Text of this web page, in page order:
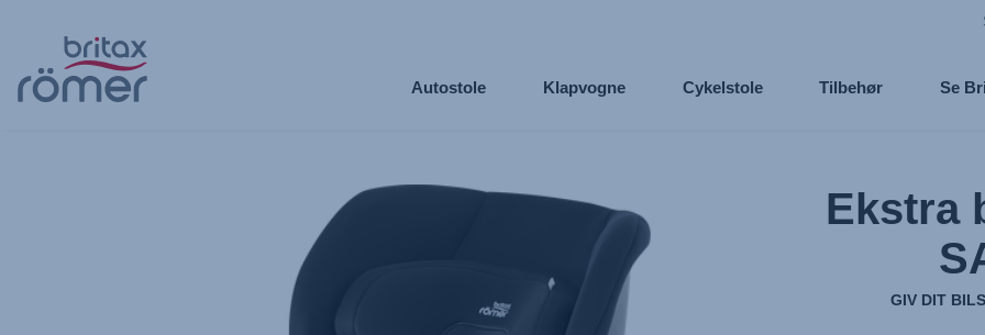
Spring
til
Autostole Klapvogne Cykelstole Tilbehør Se
Ekstra
GIV DIT